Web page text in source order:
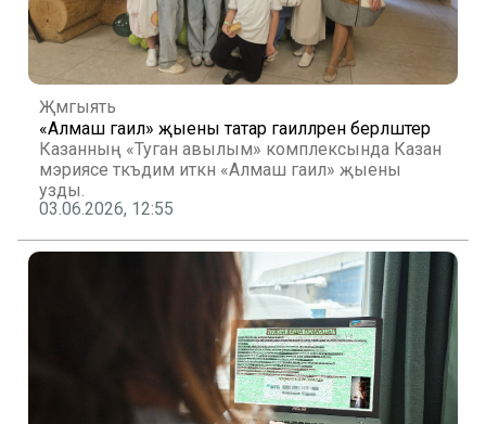
Җәмгыять
«Алмаш гаилә» җыены татар гаиләләрен берләштерә
Казанның «Туган авылым» комплексында Казан
мэриясе тәкъдим иткән «Алмаш гаилә» җыены
узды.
03.06.2026, 12:55